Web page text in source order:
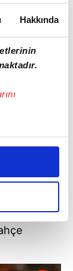
Hakkında
sunmak
adına
tek gelir
usta